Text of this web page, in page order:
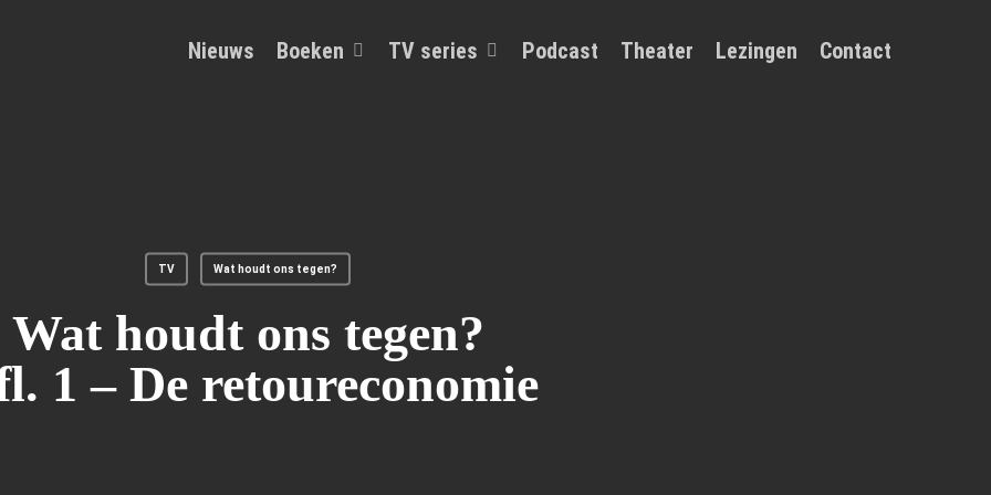
Nieuws Boeken TV series Podcast Theater Lezingen Contact
TV Wat houdt ons tegen?
Wat houdt ons tegen?
1 – De retoureconomie